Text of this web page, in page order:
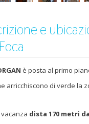
e
è posta al primo
arricchiscono di verde la
dista 170 metri